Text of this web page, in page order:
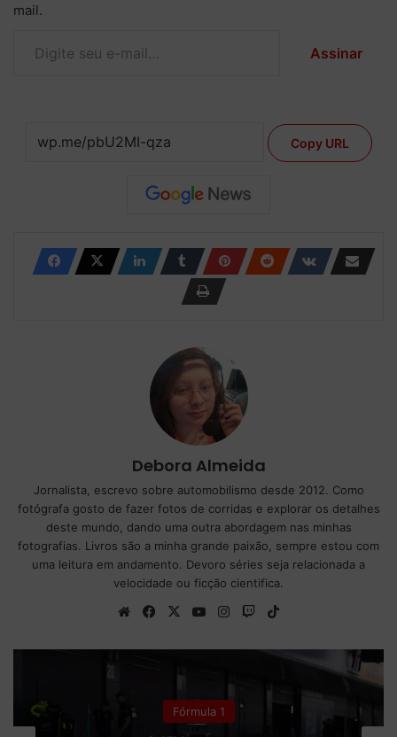
mail.
Assinar
Copy URL
Debora Almeida
Jornalista, escrevo sobre automobilismo desde 2012. Como
fotógrafa gosto de fazer fotos de corridas e explorar os detalhes
deste mundo, dando uma outra abordagem nas minhas
fotografias. Livros são a minha grande paixão, sempre estou com
uma leitura em andamento. Devoro séries seja relacionada a
velocidade ou ficção cientifica.
We
te
Fa
bo
X
Yo
ub
Ins
ra
Tw
h
k
Fórmula 1